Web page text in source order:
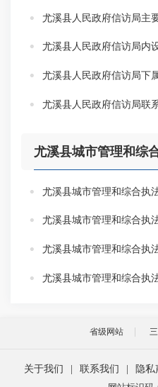
尤溪县人民政府信访局主
尤溪县人民政府信访局内
尤溪县人民政府信访局下
尤溪县人民政府信访局联
尤溪县城市管理和综
尤溪县城市管理和综合执
尤溪县城市管理和综合执
尤溪县城市管理和综合执
尤溪县城市管理和综合执
省级网站
关于我们 联系我们 隐私